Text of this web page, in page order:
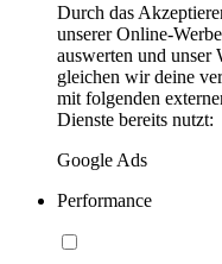
Durch das
unserer Online-
auswerten und unser
gleichen wir deine
mit folgenden
Dienste bereits nutzt:
Google Ads
Performance